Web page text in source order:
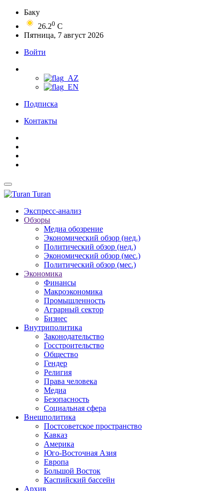
Баку
26.20 C
Пятница, 7 август 2026
Войти
Подписка
Контакты
Turan
Экспресс-анализ
Обзоры
Медиа обозрение
Экономический обзор (нед.)
Политический обзор (нед.)
Экономический обзор (мес.)
Политический обзор (мес.)
Экономика
Финансы
Макроэкономика
Промышленность
Аграрный сектор
Бизнес
Внутриполитика
Законодательство
Госстроительство
Общество
Гендер
Религия
Права человека
Медиа
Безопасность
Социальная сфера
Внешполитика
Постсоветское пространство
Кавказ
Америка
Юго-Восточная Азия
Европа
Большой Восток
Каспийский бассейн
Архив